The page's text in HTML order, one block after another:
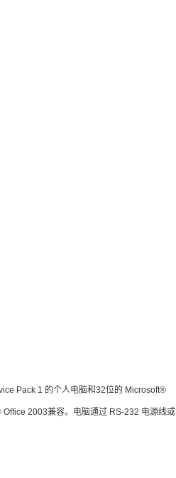
Pack 1 的个人电脑和32位的 Microsoft®
2003兼容。电脑通过 RS-232 电源线或